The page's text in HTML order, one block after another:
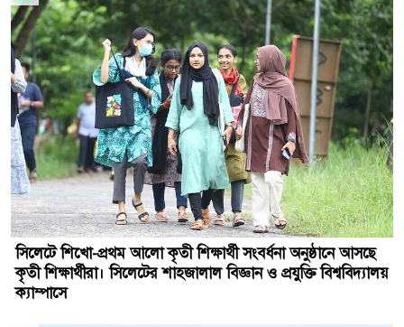
সিলেটে শিখো-প্রথম আলো কৃতী শিক্ষার্থী সংবর্ধনা অনুষ্ঠানে আসছে
কৃতী শিক্ষার্থীরা। সিলেটের শাহজালাল বিজ্ঞান ও প্রযুক্তি বিশ্ববিদ্যালয়
ক্যাম্পাসে